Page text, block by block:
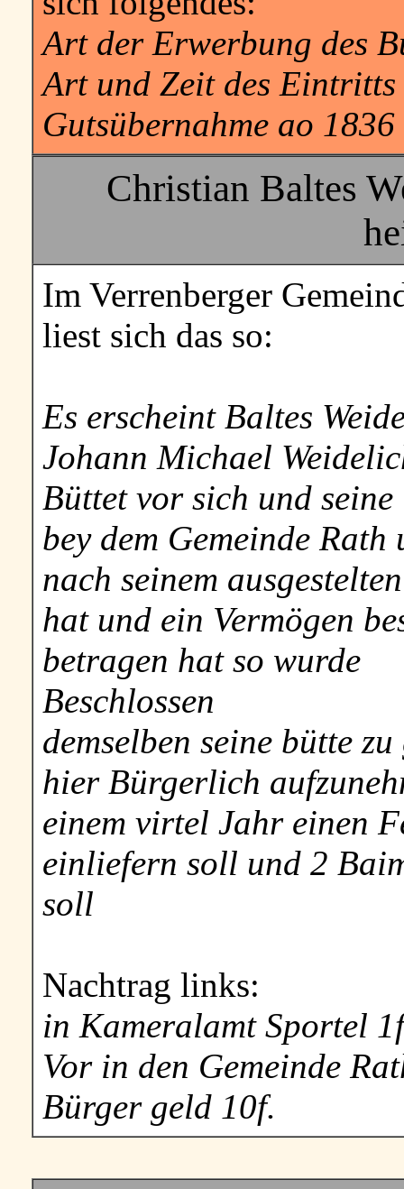
Art der Erwerbung des
Art und Zeit des
Gutsübernahme ao 1836
Christian Baltes
Im Verrenberger
liest sich das so:
Es erscheint Baltes
Johann Michael
Büttet vor sich und
bey dem Gemeinde
nach seinem
hat und ein Vermögen
betragen hat so wurde
Beschlossen
demselben seine bütte
hier Bürgerlich
einem virtel Jahr einen
einliefern soll und 2
soll
Nachtrag links:
in Kameralamt Sportel
Vor in den Gemeinde
Bürger geld 10f.